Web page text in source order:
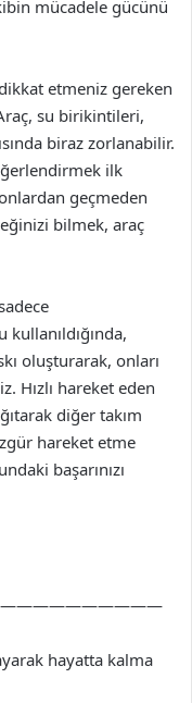
mücadele gücünü
dikkat etmeniz gereken
su birikintileri,
biraz zorlanabilir.
ilk
geçmeden
bilmek, araç
oluşturarak, onları
Hızlı hareket eden
diğer takım
hareket etme
başarınızı
hayatta kalma